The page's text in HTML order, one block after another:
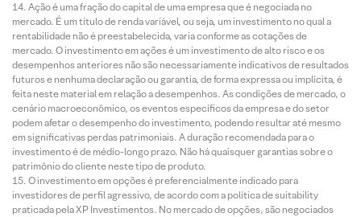
Ação é uma fração do capital de uma empresa que é negociada no
mercado. É um título de renda variável, ou seja, um investimento no qual a
rentabilidade não é preestabelecida, varia conforme as cotações de
mercado. O investimento em ações é um investimento de alto risco e os
desempenhos anteriores não são necessariamente indicativos de resultados
futuros e nenhuma declaração ou garantia, de forma expressa ou implícita, é
feita neste material em relação a desempenhos. As condições de mercado, o
cenário macroeconômico, os eventos específicos da empresa e do setor
podem afetar o desempenho do investimento, podendo resultar até mesmo
em significativas perdas patrimoniais. A duração recomendada para o
investimento é de médio-longo prazo. Não há quaisquer garantias sobre o
patrimônio do cliente neste tipo de produto.
O investimento em opções é preferencialmente indicado para
investidores de perfil agressivo, de acordo com a política de suitability
praticada pela XP Investimentos. No mercado de opções, são negociados